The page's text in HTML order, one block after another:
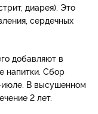
диарея). Это
сердечных
добавляют в
напитки. Сбор
июле. В высушенном
2 лет.